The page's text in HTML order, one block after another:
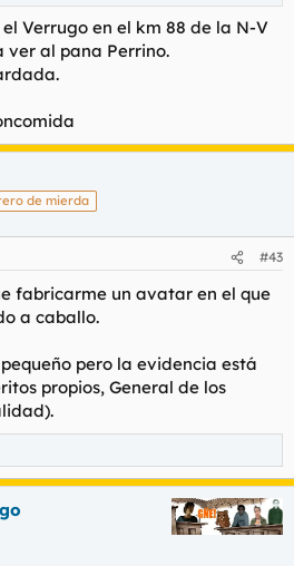
Verrugo en el km 88 de la N-V
ver al pana Perrino.
de mierda
#43
fabricarme un avatar en el que
a caballo.
pero la evidencia está
propios, General de los